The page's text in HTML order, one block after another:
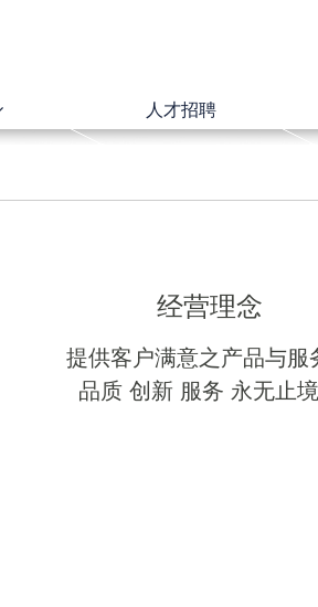
人才招聘
经营理念
提供客户满意之产品与服
品质 创新 服务 永无止境